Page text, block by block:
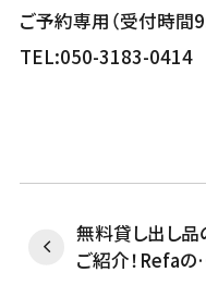
ご予約専用（受付時間
TEL:050-3183-0414
無料貸し出し品
ご紹介！Refaの